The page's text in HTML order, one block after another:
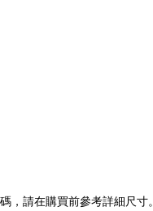
，請在購買前參考詳細尺寸。